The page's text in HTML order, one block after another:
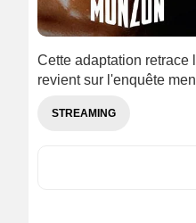
Cette adaptation retrace
revient sur l'enquête
STREAMING